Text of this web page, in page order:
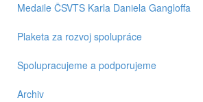
Medaile ČSVTS Karla Daniela Gangloffa
Plaketa za rozvoj spolupráce
Spolupracujeme a podporujeme
Archiv